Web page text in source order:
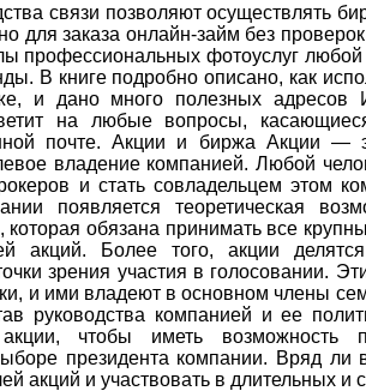
связи позволяют осуществлять
для заказа онлайн-займ без
профессиональных фотоуслуг любой
В книге подробно описано, как
и дано много полезных адресов
на любые вопросы,
почте. Акции и биржа Акции —
владение компанией. Любой
и стать совладельцем этом
появляется теоретическая
которая обязана принимать все
акций. Более того, акции
зрения участия в голосовании.
и ими владеют в основном члены
руководства компанией и ее
акции, чтобы иметь возможность
президента компании. Вряд ли
акций и участвовать в длительных и